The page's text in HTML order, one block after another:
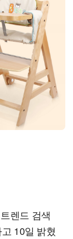
렌드 검색
10일 밝혔